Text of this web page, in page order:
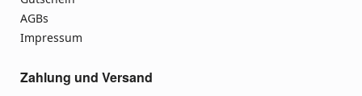
AGBs
Impressum
Zahlung und Versand